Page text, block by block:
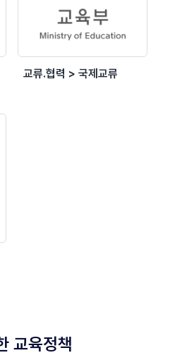
교류.협력 > 국제교류
교육정책